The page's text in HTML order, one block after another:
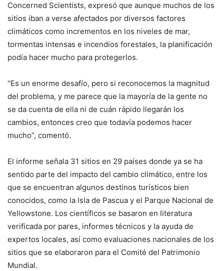
Concerned Scientists, expresó que aunque muchos de los
sitios iban a verse afectados por diversos factores
climáticos como incrementos en los niveles de mar,
tormentas intensas e incendios forestales, la planificación
podía hacer mucho para protegerlos.
“Es un enorme desafío, pero si reconocemos la magnitud
del problema, y me parece que la mayoría de la gente no
se da cuenta de ella ni de cuán rápido llegarán los
cambios, entonces creo que todavía podemos hacer
mucho”, comentó.
El informe señala 31 sitios en 29 países donde ya se ha
sentido parte del impacto del cambio climático, entre los
que se encuentran algunos destinos turísticos bien
conocidos, como la Isla de Pascua y el Parque Nacional de
Yellowstone. Los científicos se basaron en literatura
verificada por pares, informes técnicos y la ayuda de
expertos locales, así como evaluaciones nacionales de los
sitios que se elaboraron para el Comité del Patrimonio
Mundial.